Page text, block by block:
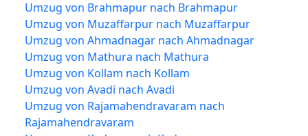
Umzug von Brahmapur nach Brahmapur
Umzug von Muzaffarpur nach Muzaffarpur
Umzug von Ahmadnagar nach Ahmadnagar
Umzug von Mathura nach Mathura
Umzug von Kollam nach Kollam
Umzug von Avadi nach Avadi
Umzug von Rajamahendravaram nach
Rajamahendravaram